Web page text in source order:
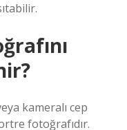
kameralı cep
fotoğrafıdır.